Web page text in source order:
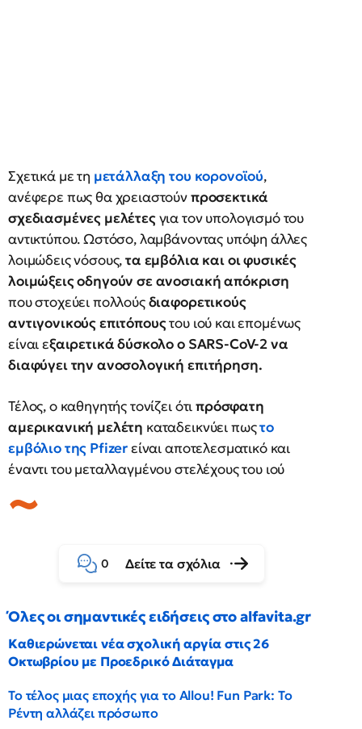
Σχετικά με τη μετάλλαξη του κορονοϊού,
ανέφερε πως θα χρειαστούνπροσεκτικά
σχεδιασμένες μελέτεςγια τον υπολογισμό του
αντικτύπου. Ωστόσο, λαμβάνοντας υπόψη άλλες
λοιμώδεις νόσους,τα εμβόλια και οι φυσικές
λοιμώξεις οδηγούν σε ανοσιακή απόκριση
που στοχεύει πολλούςδιαφορετικούς
αντιγονικούς επιτόπουςτου ιού και επομένως
είναι εξαιρετικά δύσκολο ο SARS-CoV-2 να
διαφύγει την ανοσολογική επιτήρηση.
Τέλος, ο καθηγητής τονίζει ότιπρόσφατη
αμερικανική μελέτη καταδεικνύει πωςτο
εμβόλιο της Pfizerείναι αποτελεσματικό και
έναντι του μεταλλαγμένου στελέχους του ιού
0 Δείτε τα σχόλια
Όλες οι σημαντικές ειδήσεις στο alfavita.gr
Καθιερώνεται νέα σχολική αργία στις 26
Οκτωβρίου με Προεδρικό Διάταγμα
Το τέλος μιας εποχής για το Allou! Fun Park: Το
Ρέντη αλλάζει πρόσωπο